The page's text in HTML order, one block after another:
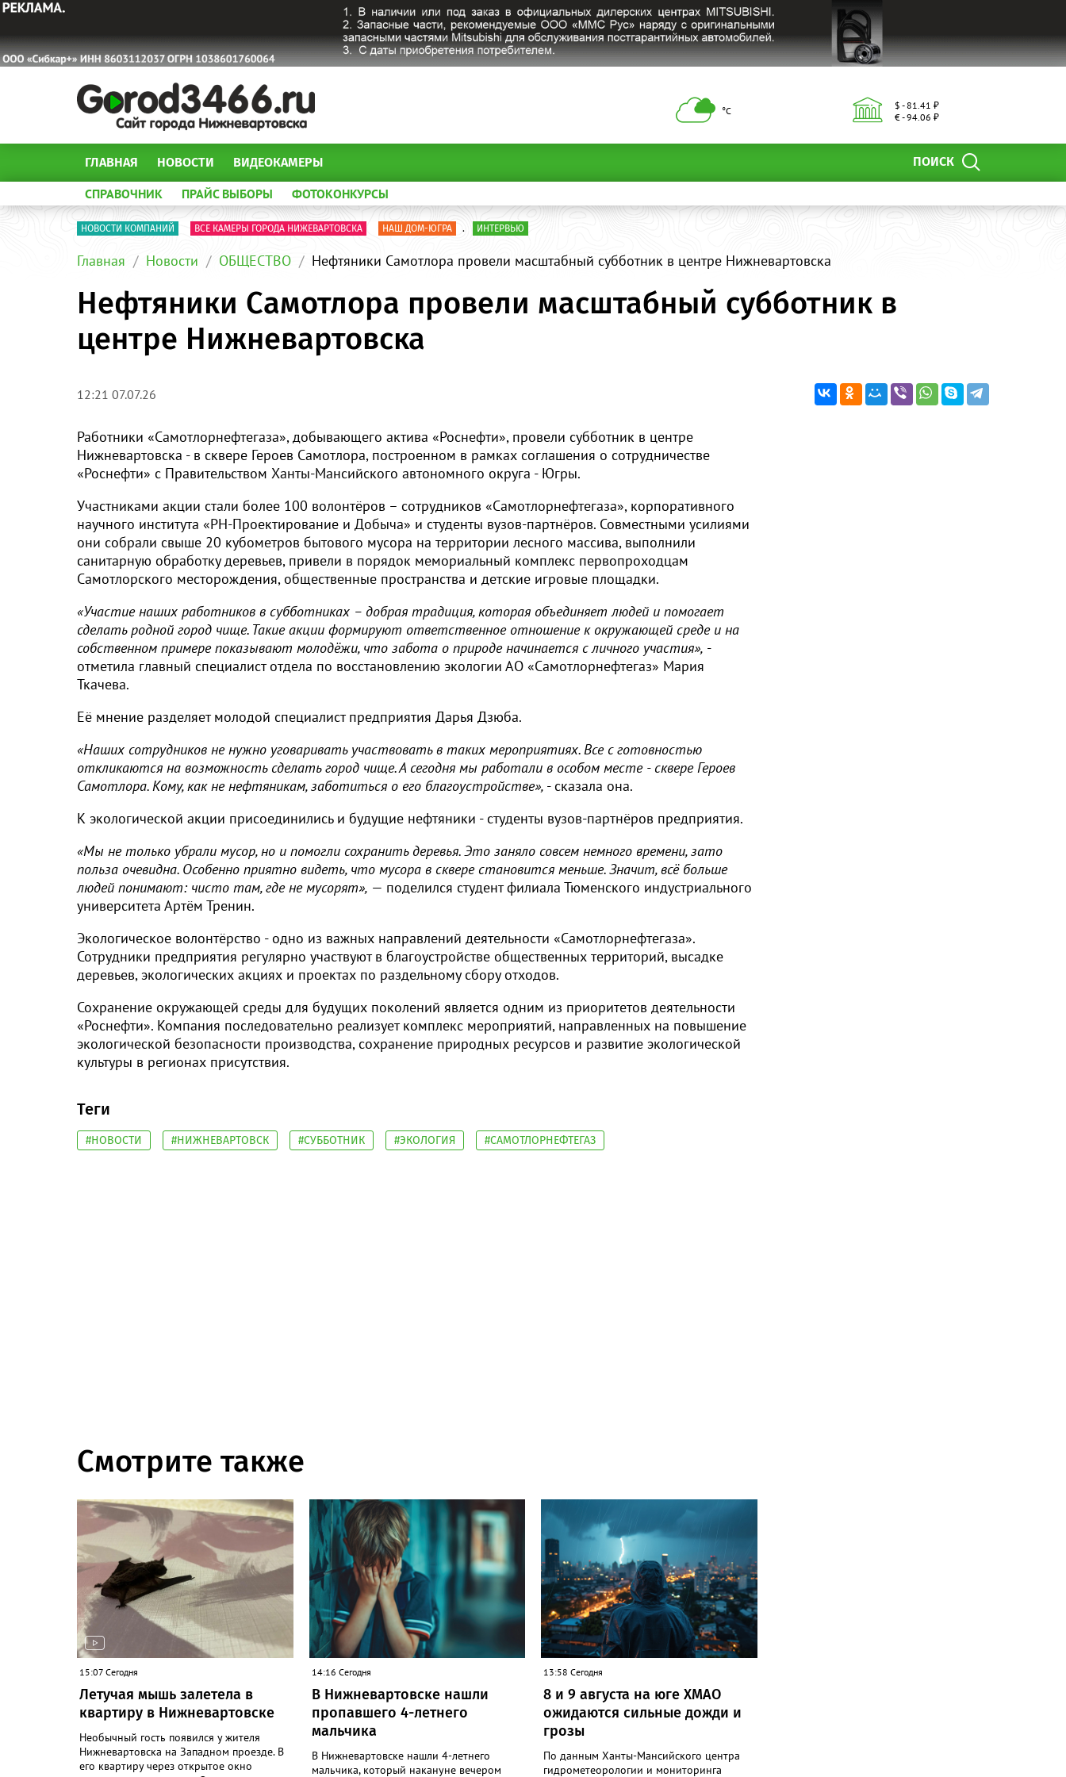
°С
$ - 81.41 ₽
€ - 94.06 ₽
ПОИСК
ГЛАВНАЯ НОВОСТИ ВИДЕОКАМЕРЫ
СПРАВОЧНИК ПРАЙС ВЫБОРЫ ФОТОКОНКУРСЫ
НОВОСТИ КОМПАНИЙ ВСЕ КАМЕРЫ ГОРОДА НИЖЕВАРТОВСКА НАШ ДОМ-ЮГРА . ИНТЕРВЬЮ
Главная Новости ОБЩЕСТВО Нефтяники Самотлора провели масштабный субботник в центре Нижневартовска
Нефтяники Самотлора провели масштабный субботник в
центре Нижневартовска
12:21 07.07.26
Работники «Самотлорнефтегаза», добывающего актива «Роснефти», провели субботник в центре
Нижневартовска - в сквере Героев Самотлора, построенном в рамках соглашения о сотрудничестве
«Роснефти» с Правительством Ханты-Мансийского автономного округа - Югры.
Участниками акции стали более 100 волонтёров – сотрудников «Самотлорнефтегаза», корпоративного
научного института «РН-Проектирование и Добыча» и студенты вузов-партнёров. Совместными усилиями
они собрали свыше 20 кубометров бытового мусора на территории лесного массива, выполнили
санитарную обработку деревьев, привели в порядок мемориальный комплекс первопроходцам
Самотлорского месторождения, общественные пространства и детские игровые площадки.
«Участие наших работников в субботниках – добрая традиция, которая объединяет людей и помогает
сделать родной город чище. Такие акции формируют ответственное отношение к окружающей среде и на
собственном примере показывают молодёжи, что забота о природе начинается с личного участия», -
отметила главный специалист отдела по восстановлению экологии АО «Самотлорнефтегаз» Мария
Ткачева.
Её мнение разделяет молодой специалист предприятия Дарья Дзюба.
«Наших сотрудников не нужно уговаривать участвовать в таких мероприятиях. Все с готовностью
откликаются на возможность сделать город чище. А сегодня мы работали в особом месте - сквере Героев
Самотлора. Кому, как не нефтяникам, заботиться о его благоустройстве», - сказала она.
К экологической акции присоединились и будущие нефтяники - студенты вузов-партнёров предприятия.
«Мы не только убрали мусор, но и помогли сохранить деревья. Это заняло совсем немного времени, зато
польза очевидна. Особенно приятно видеть, что мусора в сквере становится меньше. Значит, всё больше
людей понимают: чисто там, где не мусорят», — поделился студент филиала Тюменского индустриального
университета Артём Тренин.
Экологическое волонтёрство - одно из важных направлений деятельности «Самотлорнефтегаза».
Сотрудники предприятия регулярно участвуют в благоустройстве общественных территорий, высадке
деревьев, экологических акциях и проектах по раздельному сбору отходов.
Сохранение окружающей среды для будущих поколений является одним из приоритетов деятельности
«Роснефти». Компания последовательно реализует комплекс мероприятий, направленных на повышение
экологической безопасности производства, сохранение природных ресурсов и развитие экологической
культуры в регионах присутствия.
Теги
#НОВОСТИ #НИЖНЕВАРТОВСК #СУББОТНИК #ЭКОЛОГИЯ #САМОТЛОРНЕФТЕГАЗ
Смотрите также
15:07 Сегодня
Летучая мышь залетела в
квартиру в Нижневартовске
Необычный гость появился у жителя
Нижневартовска на Западном проезде. В
его квартиру через открытое окно
14:16 Сегодня
В Нижневартовске нашли
пропавшего 4-летнего
мальчика
В Нижневартовске нашли 4-летнего
мальчика, который накануне вечером
13:58 Сегодня
8 и 9 августа на юге ХМАО
ожидаются сильные дожди и
грозы
По данным Ханты-Мансийского центра
гидрометеорологии и мониторинга